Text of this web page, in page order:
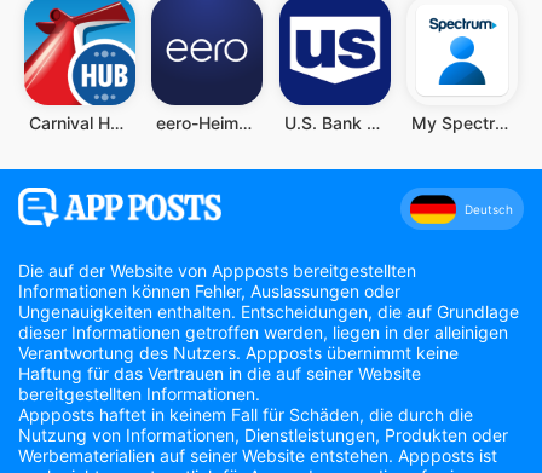
Carnival HUB eero-Heim-WLAN-System U.S. Bank Mobile Banking My Spectrum
Deutsch
Die auf der Website von Appposts bereitgestellten
Informationen können Fehler, Auslassungen oder
Ungenauigkeiten enthalten. Entscheidungen, die auf Grundlage
dieser Informationen getroffen werden, liegen in der alleinigen
Verantwortung des Nutzers. Appposts übernimmt keine
Haftung für das Vertrauen in die auf seiner Website
bereitgestellten Informationen.
Appposts haftet in keinem Fall für Schäden, die durch die
Nutzung von Informationen, Dienstleistungen, Produkten oder
Werbematerialien auf seiner Website entstehen. Appposts ist